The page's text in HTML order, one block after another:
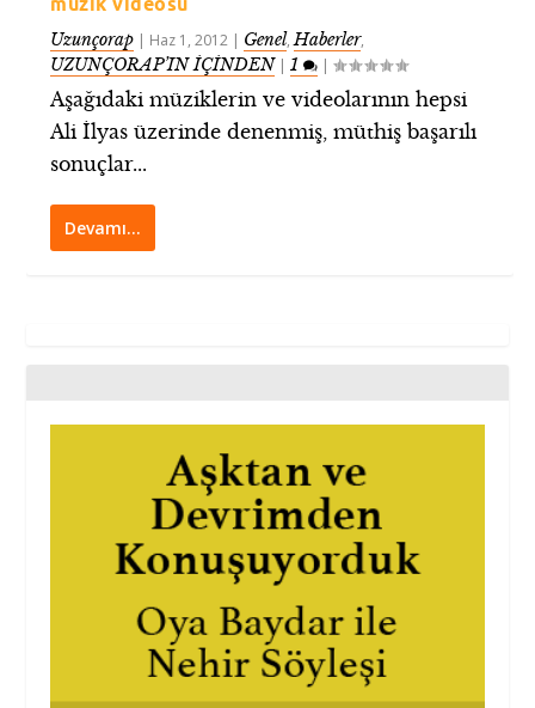
Uzunçorap | Haz 1, 2012 | Genel,Haberler,
UZUNÇORAP’IN İÇİNDEN|1 |
Aşağıdaki müziklerin ve videolarının hepsi
Ali İlyas üzerinde denenmiş, müthiş başarılı
sonuçlar...
Devamı…